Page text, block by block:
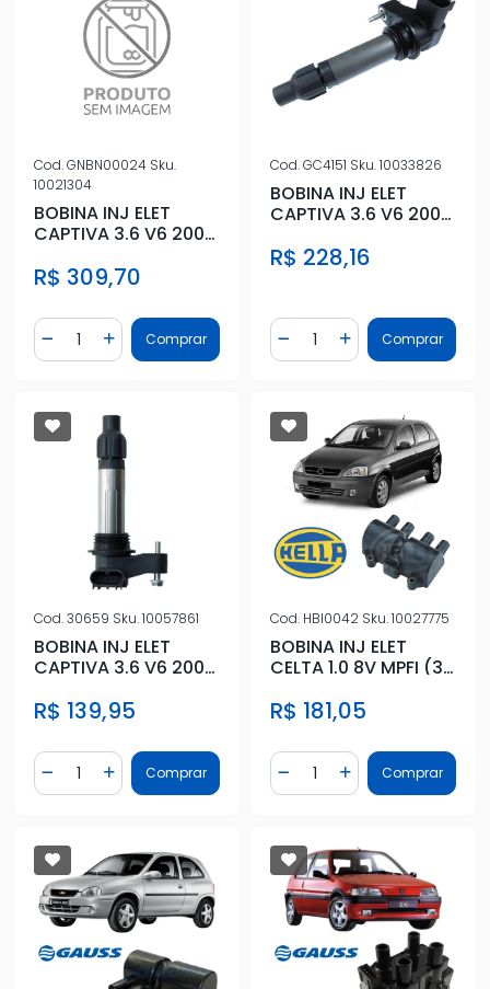
Cod.GNBN00024 Sku.
10021304
BOBINA INJ ELET
CAPTIVA 3.6 V6 2008
R$ 309,70
Diminuir Quantidade
Quantidade
Adicionar Quantidade
Comprar
Cod.GC4151 Sku.10033826
BOBINA INJ ELET
CAPTIVA 3.6 V6 2008
R$ 228,16
Diminuir Quantidade
Quantidade
AdicionarComprar
Cod.30659 Sku.10057861
BOBINA INJ ELET
CAPTIVA 3.6 V6 2008
R$ 139,95
Diminuir Quantidade
Quantidade
Adicionar Quantidade
Comprar
Cod. HBI0042 Sku.10027775
BOBINA INJ ELET
CELTA 1.0 8V MPFI (3
R$ 181,05
Diminuir Quantidade
Quantidade
AdicionarComprar